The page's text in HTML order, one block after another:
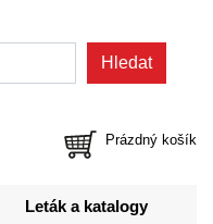
Prázdný košík
Leták a katalogy